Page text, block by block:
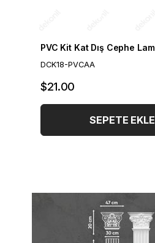
DCK18-PVCAA
$21.00
SEPETE EKLE